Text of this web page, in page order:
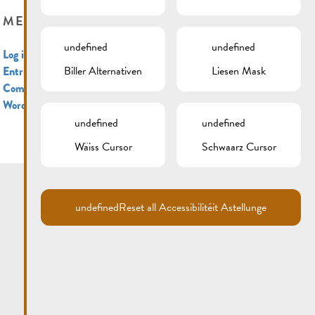
META
Log in
Entries feed
Comments feed
WordPress.org
undefined
Biller Alternativen
undefined
Liesen Mask
undefined
Wäiss Cursor
undefined
Schwaarz Cursor
undefinedReset all Accessibilitéit Astellunge